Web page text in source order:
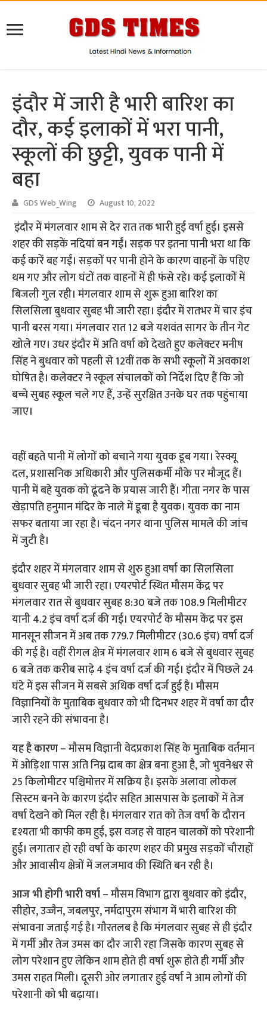
इंदौर में जारी है भारी बारिश का
दौर, कई इलाकों में भरा पानी,
स्कूलों की छुट्टी, युवक पानी में
बहा
GDS Web_Wing August 10, 2022
इंदौर में मंगलवार शाम से देर रात तक भारी हुई वर्षा हुई। इससे
शहर की सड़कें नदियां बन गईं। सड़क पर इतना पानी भरा था कि
कई कारें बह गईं। सड़कों पर पानी होने के कारण वाहनों के पहिए
थम गए और लोग घंटों तक वाहनों में ही फंसे रहे। कई इलाकों में
बिजली गुल रही। मंगलवार शाम से शुरू हुआ बारिश का
सिलसिला बुधवार सुबह भी जारी रहा। इंदौर में रातभर में चार इंच
पानी बरस गया। मंगलवार रात 12 बजे यशवंत सागर के तीन गेट
खोले गए। उधर इंदौर में अति वर्षा को देखते हुए कलेक्टर मनीष
सिंह ने बुधवार को पहली से 12वीं तक के सभी स्कूलों में अवकाश
घोषित है। कलेक्टर ने स्कूल संचालकों को निर्देश दिए हैं कि जो
बच्चे सुबह स्कूल चले गए हैं, उन्हें सुरक्षित उनके घर तक पहुंचाया
जाए।
वहीं बहते पानी में लोगों को बचाने गया युवक डूब गया। रेस्क्यू
दल, प्रशासनिक अधिकारी और पुलिसकर्मी मौके पर मौजूद हैं।
पानी में बहे युवक को ढूंढने के प्रयास जारी हैं। गीता नगर के पास
खेड़ापति हनुमान मंदिर के नाले में डूबा है युवक। युवक का नाम
सफर बताया जा रहा है। चंदन नगर थाना पुलिस मामले की जांच
में जुटी है।
इंदौर शहर में मंगलवार शाम से शुरु हुआ वर्षा का सिलसिला
बुधवार सुबह भी जारी रहा। एयरपोर्ट स्थित मौसम केंद्र पर
मंगलवार रात से बुधवार सुबह 8:30 बजे तक 108.9 मिलीमीटर
यानी 4.2 इंच वर्षा दर्ज की गई। एयरपोर्ट के मौसम केंद्र पर इस
मानसून सीजन में अब तक 779.7 मिलीमीटर (30.6 इंच) वर्षा दर्ज
की गई है। वहीं रीगल क्षेत्र में मंगलवार शाम 6 बजे से बुधवार सुबह
6 बजे तक करीब साढ़े 4 इंच वर्षा दर्ज की गई। इंदौर में पिछले 24
घंटे में इस सीजन में सबसे अधिक वर्षा दर्ज हुई है। मौसम
विज्ञानियों के मुताबिक बुधवार को भी दिनभर शहर में वर्षा का दौर
जारी रहने की संभावना है।
यह है कारण –मौसम विज्ञानी वेदप्रकाश सिंह के मुताबिक वर्तमान
में ओड़िशा पास अति निम्न दाब का क्षेत्र बना हुआ है, जो भुवनेश्वर से
25 किलोमीटर पश्चिमोत्तर में सक्रिय है। इसके अलावा लोकल
सिस्टम बनने के कारण इंदौर सहित आसपास के इलाकों में तेज
वर्षा देखने को मिल रही है। मंगलवार रात को तेज वर्षा के दौरान
दृश्यता भी काफी कम हुई, इस वजह से वाहन चालकों को परेशानी
हुई। लगातार हो रही वर्षा के कारण शहर की प्रमुख सड़कों चौराहों
और आवासीय क्षेत्रों में जलजमाव की स्थिति बन रही है।
आज भी होगी भारी वर्षा –मौसम विभाग द्वारा बुधवार को इंदौर,
सीहोर, उज्जैन, जबलपुर, नर्मदापुरम संभाग में भारी बारिश की
संभावना जताई गई है। गौरतलब है कि मंगलवार सुबह से ही इंदौर
में गर्मी और तेज उमस का दौर जारी रहा जिसके कारण सुबह से
लोग परेशान हुए लेकिन शाम होते ही वर्षा शुरू होते ही गर्मी और
उमस राहत मिली। दूसरी ओर लगातार हुई वर्षा ने आम लोगों की
परेशानी को भी बढ़ाया।